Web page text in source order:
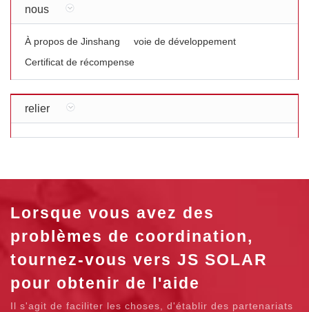
nous
À propos de Jinshang
voie de développement
Certificat de récompense
relier
Lorsque vous avez des
problèmes de coordination,
tournez-vous vers JS SOLAR
pour obtenir de l'aide
Il s'agit de faciliter les choses, d'établir des partenariats